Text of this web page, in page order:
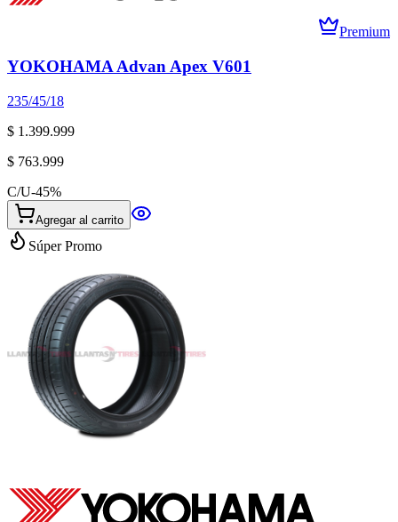
Premium
YOKOHAMA Advan Apex V601
235/45/18
$ 1.399.999
$ 763.999
C/U-45%
Agregar al carrito
Súper Promo